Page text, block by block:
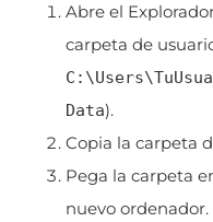
Abre el
carpeta de
Data).
Copia la carpeta
Pega la carpeta
nuevo ordenador.